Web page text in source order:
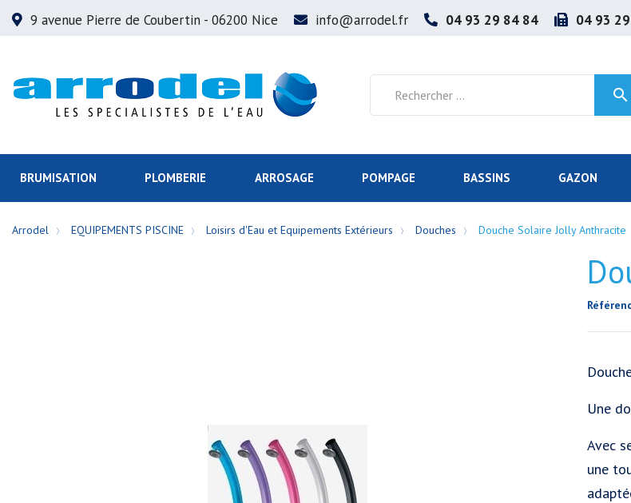
9 avenue Pierre de Coubertin - 06200 Nice info@arrodel.fr 04 93 29 84 84 04 93

BRUMISATION PLOMBERIE ARROSAGE POMPAGE BASSINS GAZON
Arrodel EQUIPEMENTS PISCINE Loisirs d'Eau et Equipements Extérieurs Douches Douche Solaire Jolly Anthracite
Une
Avec
une